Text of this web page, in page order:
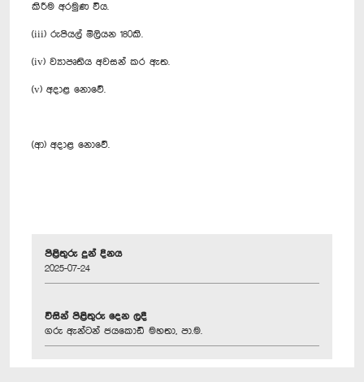
කිරීම අරමුණ විය.
(iii) රුපියල් මිලියන 180කි.
(iv) ව්‍යාපෘතිය අවසන් කර ඇත.
(v) අදාළ නොවේ.
(ආ) අදාළ නොවේ.
පිළිතුරු දුන් දිනය
2025-07-24
විසින් පිළිතුරු දෙන ලදී
ගරු ඇන්ටන් ජයකොඩි මහතා, පා.ම.